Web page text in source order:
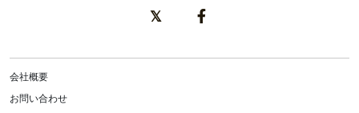
会社概要
お問い合わせ